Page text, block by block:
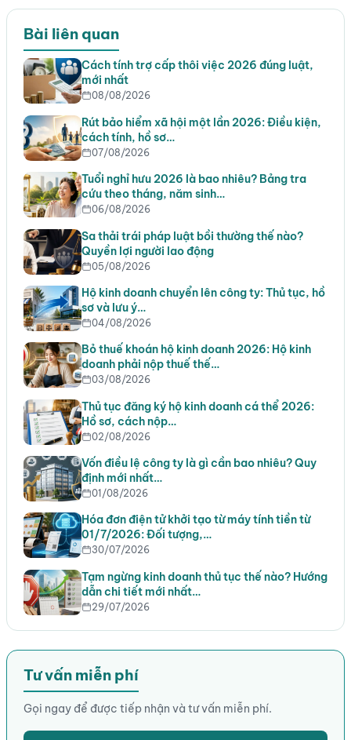
Bài liên quan
Cách tính trợ cấp thôi việc 2026 đúng luật,
mới nhất
08/08/2026
Rút bảo hiểm xã hội một lần 2026: Điều kiện,
cách tính, hồ sơ…
07/08/2026
Tuổi nghỉ hưu 2026 là bao nhiêu? Bảng tra
cứu theo tháng, năm sinh…
06/08/2026
Sa thải trái pháp luật bồi thường thế nào?
Quyền lợi người lao động
05/08/2026
Hộ kinh doanh chuyển lên công ty: Thủ tục, hồ
sơ và lưu ý…
04/08/2026
Bỏ thuế khoán hộ kinh doanh 2026: Hộ kinh
doanh phải nộp thuế thế…
03/08/2026
Thủ tục đăng ký hộ kinh doanh cá thể 2026:
Hồ sơ, cách nộp…
02/08/2026
Vốn điều lệ công ty là gì cần bao nhiêu? Quy
định mới nhất…
01/08/2026
Hóa đơn điện tử khởi tạo từ máy tính tiền từ
01/7/2026: Đối tượng,…
30/07/2026
Tạm ngừng kinh doanh thủ tục thế nào? Hướng
dẫn chi tiết mới nhất…
29/07/2026
Tư vấn miễn phí
Gọi ngay để được tiếp nhận và tư vấn miễn phí.